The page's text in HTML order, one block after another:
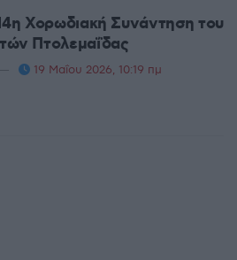
Χορωδιακή Συνάντηση του
Πτολεμαΐδας
19 Μαΐου 2026, 10:19 πμ